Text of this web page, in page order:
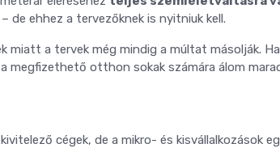
de ehhez a tervezőknek is nyitniuk kell.
miatt a tervek még mindig a múltat másolják.
a megfizethető otthon sokak számára álom
cégek, de a mikro- és kisvállalkozások